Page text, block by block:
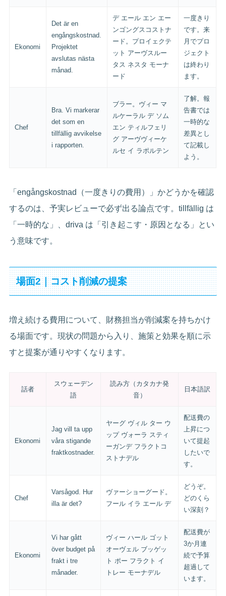
Ekonomi
Det är en
engångskostnad.
Projektet
avslutas nästa
månad.
デ エール エン エー
ンゴングスコストナ
ード。プロイェクテ
ット アーヴスルー
タス ネスタ モーナ
ード
一度きり
です。来
月でプロ
ジェクト
は終わり
ます。
Chef
Bra. Vi markerar
det som en
tillfällig avvikelse
i rapporten.
ブラー。ヴィー マ
ルケーラル デ ソム
エン ティルフェリ
グ アーヴヴィーケ
ルセ イ ラポルテン
了解。報
告書では
一時的な
差異とし
て記載し
よう。
「engångskostnad（一度きりの費用）」かどうかを確認
するのは、予実レビューで必ず出る論点です。tillfällig は
「一時的な」、driva は「引き起こす・原因となる」とい
う意味です。
場面2｜コスト削減の提案
増え続ける費用について、財務担当が削減案を持ちかけ
る場面です。現状の問題から入り、施策と効果を順に示
すと提案が通りやすくなります。
話者
スウェーデン
語
読み方（カタカナ発
音）
日本語訳
Ekonomi
Jag vill ta upp
våra stigande
fraktkostnader.
ヤーグ ヴィル ター ウ
ップ ヴォーラ スティ
ーガンデ フラクトコ
ストナデル
配送費の
上昇につ
いて提起
したいで
す。
Chef
Varsågod. Hur
illa är det?
ヴァーショーグード。
フール イラ エール デ
どうぞ。
どのくら
い深刻？
Ekonomi
Vi har gått
över budget på
frakt i tre
månader.
ヴィー ハール ゴット
オーヴェル ブッゲッ
ト ポー フラクト イ
トレー モーナデル
配送費が
3か月連
続で予算
超過して
います。